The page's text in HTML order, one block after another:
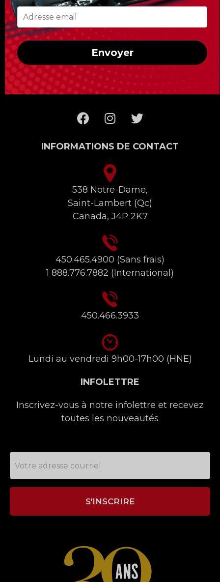
Quelle que soit la course à laquelle vous
voulez assister, Formula Tours vous propose
les meilleurs billets disponibles, des hôtels
de première classe, des transferts privés au
circuit et un accès uniquement réservé aux
clients de Formula Tours !
INFORMATIONS DE CONTACT
538 Notre-Dame,
Saint-Lambert (Qc)
Canada, J4P 2K7
450.465.4900 (Sans frais)
1 888.776.7882 (International)
450.466.3933
Lundi au vendredi 9h00-17h00 (HNE)
INFOLETTRE
Inscrivez-vous à notre infolettre et recevez
toutes les nouveautés
Envoyer